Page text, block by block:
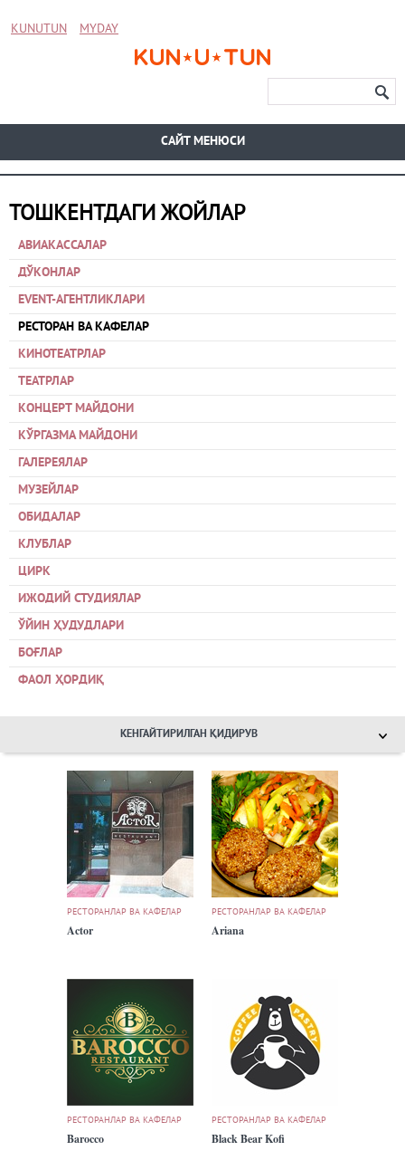
KUNUTUN MYDAY
CАЙТ МЕНЮСИ
ТОШКЕНТДАГИ ЖОЙЛАР
АВИАКАССАЛАР
ДЎКОНЛАР
EVENT-АГЕНТЛИКЛАРИ
РЕСТОРАН ВА КАФЕЛАР
КИНОТЕАТРЛАР
ТЕАТРЛАР
КОНЦЕРТ МАЙДОНИ
КЎРГАЗМА МАЙДОНИ
ГАЛЕРЕЯЛАР
МУЗЕЙЛАР
ОБИДАЛАР
КЛУБЛАР
ЦИРК
ИЖОДИЙ СТУДИЯЛАР
ЎЙИН ҲУДУДЛАРИ
БОҒЛАР
ФАОЛ ҲОРДИҚ
КЕНГАЙТИРИЛГАН ҚИДИРУВ
РЕСТОРАНЛАР ВА КАФЕЛАР
Actor
РЕСТОРАНЛАР ВА КАФЕЛАР
Ariana
РЕСТОРАНЛАР ВА КАФЕЛАР
Barocco
РЕСТОРАНЛАР ВА КАФЕЛАР
Black Bear Kofi